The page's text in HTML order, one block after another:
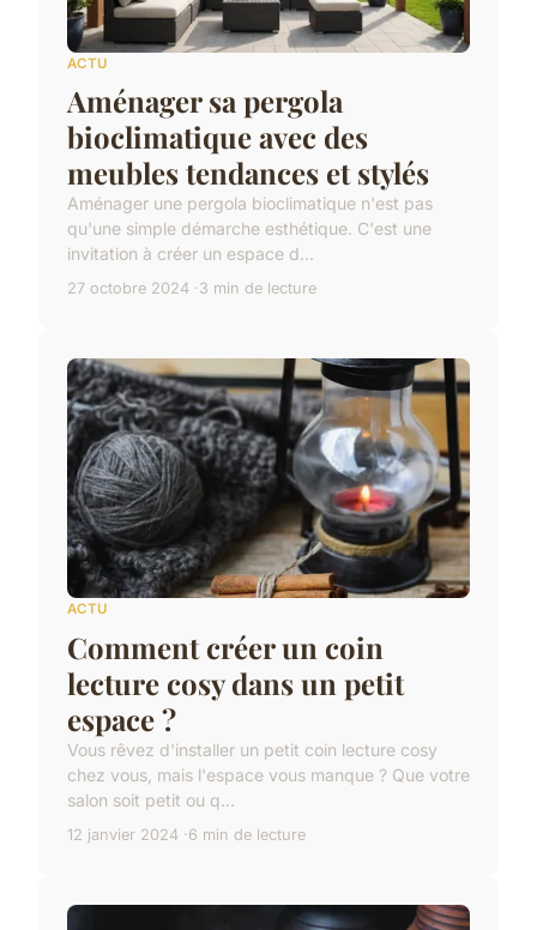
ACTU
Aménager sa pergola
bioclimatique avec des
meubles tendances et stylés
Aménager une pergola bioclimatique n'est pas
qu'une simple démarche esthétique. C'est une
invitation à créer un espace d...
27 octobre 2024 3 min de lecture
ACTU
Comment créer un coin
lecture cosy dans un petit
espace ?
Vous rêvez d'installer un petit coin lecture cosy
chez vous, mais l'espace vous manque ? Que votre
salon soit petit ou q...
12 janvier 2024 6 min de lecture